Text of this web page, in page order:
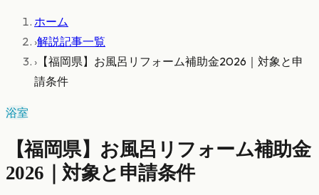
ホーム
›解説記事一覧
› 【福岡県】お風呂リフォーム補助金2026｜対象と申
請条件
浴室
【福岡県】お風呂リフォーム補助金
2026｜対象と申請条件